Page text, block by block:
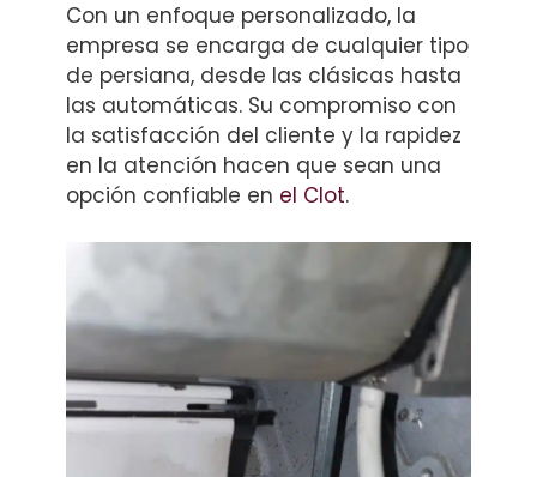
Con un enfoque personalizado, la
empresa se encarga de cualquier tipo
de persiana, desde las clásicas hasta
las automáticas. Su compromiso con
la satisfacción del cliente y la rapidez
en la atención hacen que sean una
opción confiable en el Clot.